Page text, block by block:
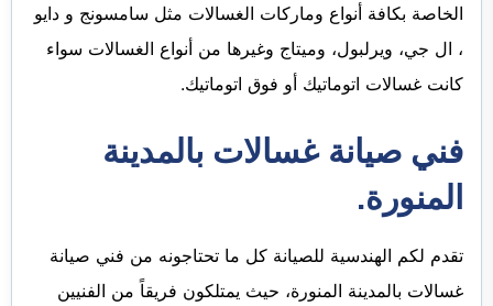
الخاصة بكافة أنواع وماركات الغسالات مثل سامسونج و دايو
، ال جي، ويرلبول، وميتاج وغيرها من أنواع الغسالات سواء
كانت غسالات اتوماتيك أو فوق اتوماتيك.
فني صيانة غسالات بالمدينة
المنورة.
تقدم لكم الهندسية للصيانة كل ما تحتاجونه من فني صيانة
غسالات بالمدينة المنورة، حيث يمتلكون فريقاً من الفنيين